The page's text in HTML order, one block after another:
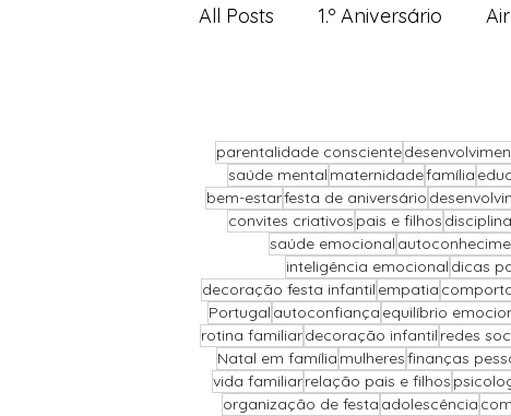
All Posts 1.º Aniversário
Receitas Ser Mulher
Desenvolvimento Infantil
Organização Familiar
parentalidade consciente
saúde mental maternidadefamília
bem-estarfesta de aniversário
convites criativos pais e filhos
saúde emocional
inteligência emocional dicas
decoração festa infantil empatia
Portugal autoconfiança equilíbrio
rotina familiardecoração infantil redes
Natal em família mulheresfinanças
vida familiarrelação pais e filhos
organização de festa adolescência